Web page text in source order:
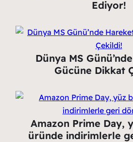
Ediyor!
Dünya MS
Gücüne Dikkat
Amazon Prime Day,
üründe indirimlerle